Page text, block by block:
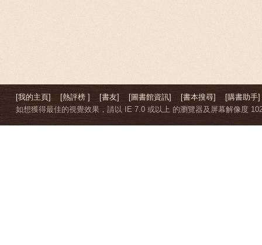
[我的主頁] [熱評榜 ] [書友] [圖書館資訊] [書本搜尋]
[購書助手]
如想獲得最佳的視覺效果，請以 IE 7.0 或以上 的瀏覽器及屏幕解像度